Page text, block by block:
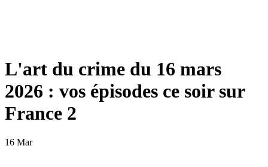
L'art du crime du 16 mars
2026 : vos épisodes ce soir sur
France 2
16 Mar